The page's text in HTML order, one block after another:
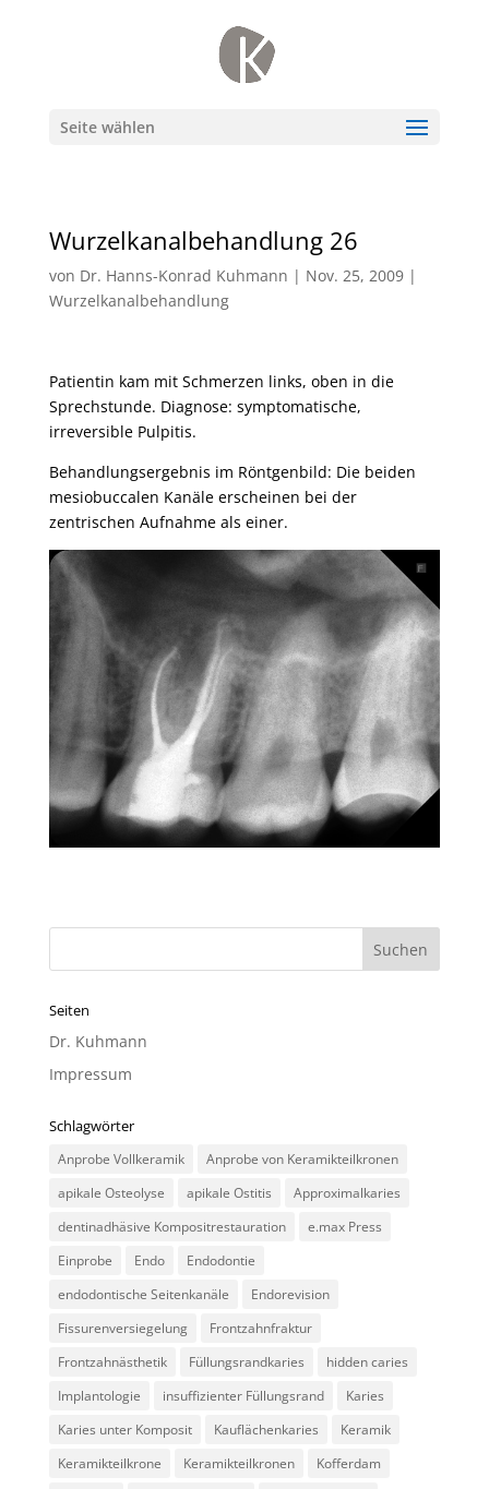
Seite wählen
Wurzelkanalbehandlung 26
von Dr. Hanns-Konrad Kuhmann | Nov. 25, 2009|
Wurzelkanalbehandlung
Patientin kam mit Schmerzen links, oben in die
Sprechstunde. Diagnose: symptomatische,
irreversible Pulpitis.
Behandlungsergebnis im Röntgenbild: Die beiden
mesiobuccalen Kanäle erscheinen bei der
zentrischen Aufnahme als einer.
Seiten
Dr. Kuhmann
Impressum
Schlagwörter
Anprobe Vollkeramik
Anprobe von Keramikteilkronen
apikale Osteolyse
apikale Ostitis
Approximalkaries
dentinadhäsive Kompositrestauration
e.max Press
Einprobe
Endo
Endodontie
endodontische Seitenkanäle
Endorevision
Fissurenversiegelung
Frontzahnfraktur
Frontzahnästhetik
Füllungsrandkaries
hidden caries
Implantologie
insuffizienter Füllungsrand
Karies
Karies unter Komposit
Kauflächenkaries
Keramik
Keramikteilkrone
Keramikteilkronen
Kofferdam